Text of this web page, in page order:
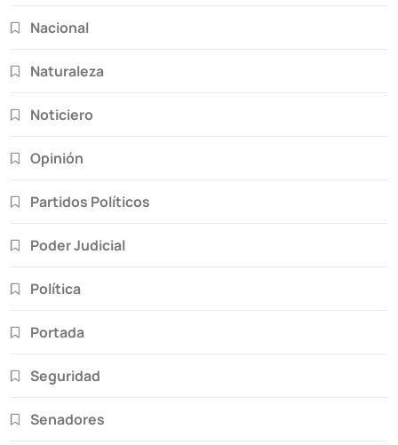
Nacional
Naturaleza
Noticiero
Opinión
Partidos Políticos
Poder Judicial
Política
Portada
Seguridad
Senadores